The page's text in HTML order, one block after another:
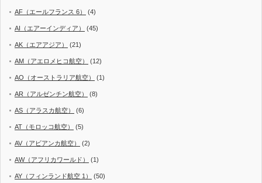
AF（エールフランス 6） (4)
AI（エアーインディア） (45)
AK（エアアジア） (21)
AM（アエロメヒコ航空） (12)
AO（オーストラリア航空） (1)
AR（アルゼンチン航空） (8)
AS（アラスカ航空） (6)
AT（モロッコ航空） (5)
AV（アビアンカ航空） (2)
AW（アフリカワールド） (1)
AY（フィンランド航空 1） (50)